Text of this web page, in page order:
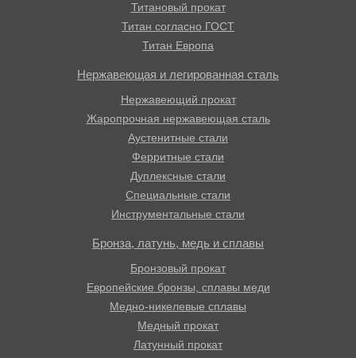
Титановый прокат
Титан согласно ГОСТ
Титан Европа
Нержавеющая и легированная сталь
Нержавеющий прокат
Жаропрочная нержавеющая сталь
Аустенитные стали
Ферритные стали
Дуплексные стали
Специальные стали
Инструментальные стали
Бронза, латунь, медь и сплавы
Бронзовый прокат
Европейские бронзы, сплавы меди
Медно-никелевые сплавы
Медный прокат
Латунный прокат